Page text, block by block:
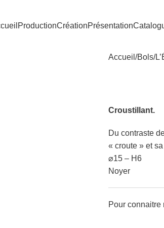
ProductionCréationPrésentation
Accueil Bols
Croustillant.
Du contraste
« croute » et
⌀15 – H6
Noyer
Pour connaitre